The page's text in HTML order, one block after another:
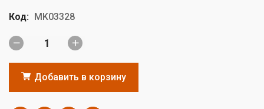
Код: MK03328
Добавить в корзину